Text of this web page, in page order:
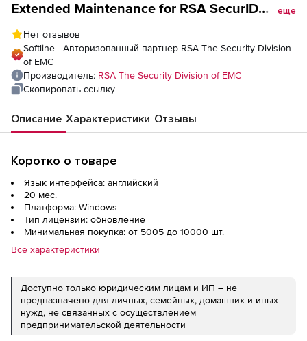
Extended Maintenance for RSA SecurID
Month, Количество пользователей
еще
Нет отзывов
Softline - Авторизованный партнер RSA The Security Division
of EMC
Производитель: RSA The Security Division of EMC
Скопировать ссылку
Описание Характеристики Отзывы
Коротко о товаре
Язык интерфейса: английский
20 мес.
Платформа: Windows
Тип лицензии: обновление
Минимальная покупка: от 5005 до 10000 шт.
Все характеристики
Доступно только юридическим лицам и ИП – не
предназначено для личных, семейных, домашних и иных
нужд, не связанных с осуществлением
предпринимательской деятельности